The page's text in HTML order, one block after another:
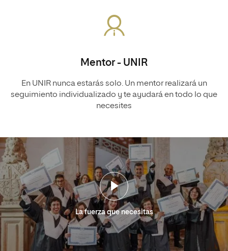
Mentor - UNIR
En UNIR nunca estarás solo. Un mentor realizará un
seguimiento individualizado y te ayudará en todo lo que
necesites
La fuerza que necesitas